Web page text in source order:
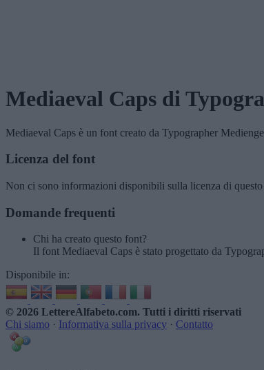
Mediaeval Caps di
Mediaeval Caps è un font creato da Typographer
Licenza del font
Non ci sono informazioni disponibili sulla licenza di
Domande frequenti
Chi ha creato questo font?
Il font Mediaeval Caps è stato progettato da
Disponibile in:
© 2026 LettereAlfabeto.com. Tutti i diritti riservati
Chi siamo · Informativa sulla privacy · Contatto